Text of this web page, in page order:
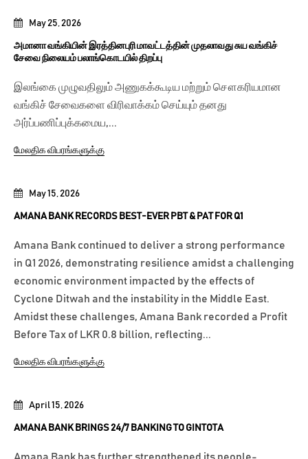
April 15, 2026
AMANA BANK BRINGS 24/7 BANKING TO GINTOTA
May 15, 2026
AMANA BANK RECORDS BEST-EVER PBT & PAT FOR Q1
Amana Bank continued to deliver a strong performance
in Q1 2026, demonstrating resilience amidst a challenging
economic environment impacted by the effects of
Cyclone Ditwah and the instability in the Middle East.
Amidst these challenges, Amana Bank recorded a Profit
Before Tax of LKR 0.8 billion, reflecting...
மேலதிக விபரங்களுக்கு
May 25, 2026
அமானா வங்கியின் இரத்தினபுரி மாவட்டத்தின் முதலாவது சுய வங்கிச்
சேவை நிலையம் பலாங்கொடயில் திறப்பு
இலங்கை முழுவதிலும் அணுகக்கூடிய மற்றும் சௌகரியமான
வங்கிச் சேவைகளை விரிவாக்கம் செய்யும் தனது
அர்ப்பணிப்புக்கமைய,...
மேலதிக விபரங்களுக்கு